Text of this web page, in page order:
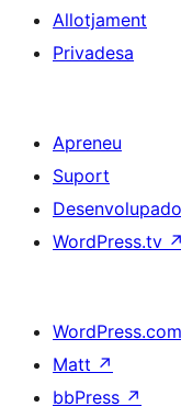
Allotjament
Privadesa
Apreneu
Suport
WordPress.tv ↗
WordPress.com
Matt ↗
bbPress ↗